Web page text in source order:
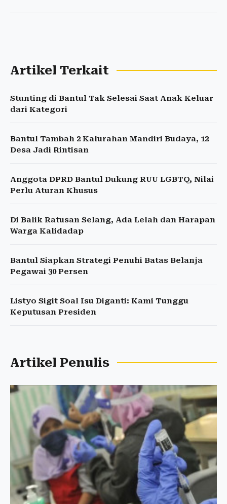
Artikel Terkait
Stunting di Bantul Tak Selesai Saat Anak Keluar
dari Kategori
Bantul Tambah 2 Kalurahan Mandiri Budaya, 12
Desa Jadi Rintisan
Anggota DPRD Bantul Dukung RUU LGBTQ, Nilai
Perlu Aturan Khusus
Di Balik Ratusan Selang, Ada Lelah dan Harapan
Warga Kalidadap
Bantul Siapkan Strategi Penuhi Batas Belanja
Pegawai 30 Persen
Listyo Sigit Soal Isu Diganti: Kami Tunggu
Keputusan Presiden
Artikel Penulis